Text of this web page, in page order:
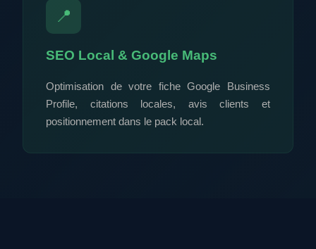
📍
SEO Local & Google Maps
Optimisation de votre fiche Google Business
Profile, citations locales, avis clients et
positionnement dans le pack local.